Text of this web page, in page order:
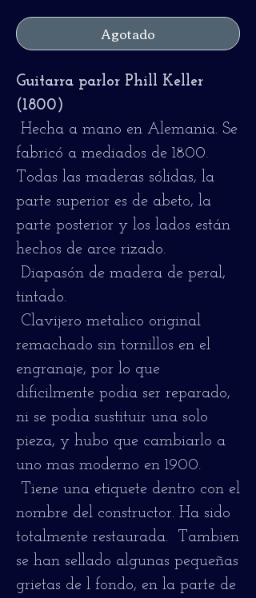
Agotado
Guitarra parlor Phill Keller
(1800)
Hecha a mano en Alemania. Se
fabricó a mediados de 1800.
Todas las maderas sólidas, la
parte superior es de abeto, la
parte posterior y los lados están
hechos de arce rizado.
Diapasón de madera de peral,
tintado.
Clavijero metalico original
remachado sin tornillos en el
engranaje, por lo que
dificilmente podia ser reparado,
ni se podia sustituir una solo
pieza, y hubo que cambiarlo a
uno mas moderno en 1900.
Tiene una etiquete dentro con el
nombre del constructor. Ha sido
totalmente restaurada. Tambien
se han sellado algunas pequeñas
grietas de l fondo, en la parte de